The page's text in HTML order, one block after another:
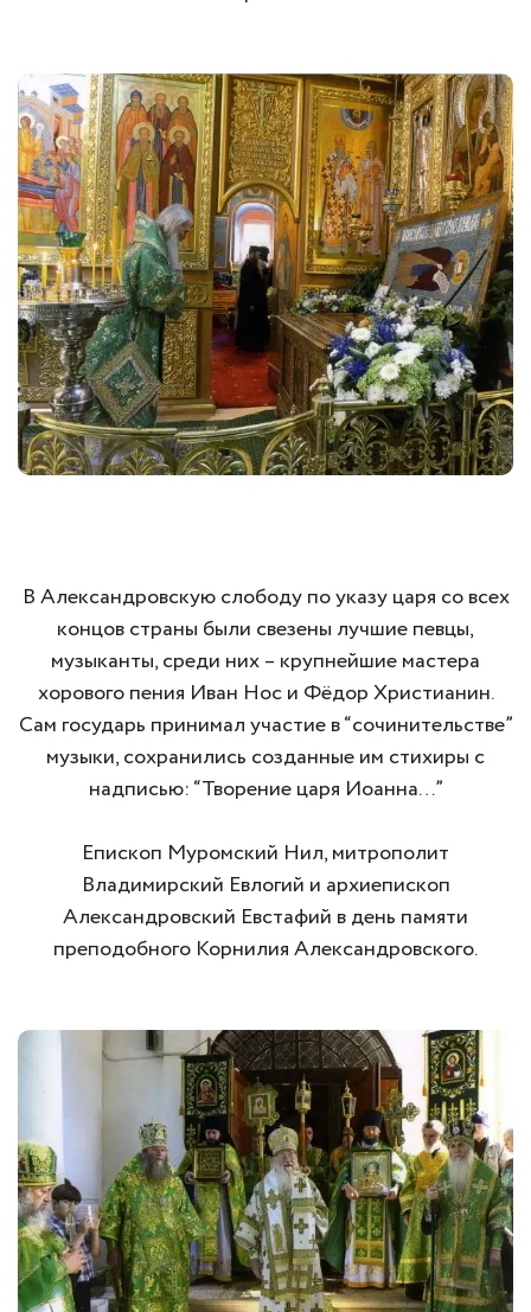
В Александровскую слободу по указу царя со всех
концов страны были свезены лучшие певцы,
музыканты, среди них – крупнейшие мастера
хорового пения Иван Нос и Фёдор Христианин.
Сам государь принимал участие в “сочинительстве”
музыки, сохранились созданные им стихиры с
надписью: “Творение царя Иоанна…”
Епископ Муромский Нил, митрополит
Владимирский Евлогий и архиепископ
Александровский Евстафий в день памяти
преподобного Корнилия Александровского.